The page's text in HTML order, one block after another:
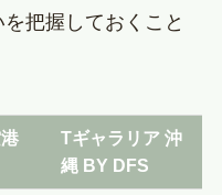
把握しておくこと
Tギャラリア 沖
縄 BY DFS